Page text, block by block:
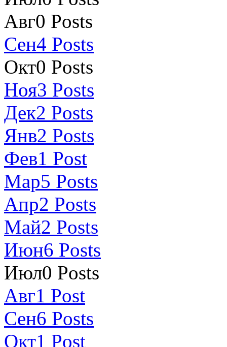
Авг0 Posts
Сен4 Posts
Окт0 Posts
Ноя3 Posts
Дек2 Posts
Янв2 Posts
Фев1 Post
Мар5 Posts
Апр2 Posts
Май2 Posts
Июн6 Posts
Июл0 Posts
Авг1 Post
Сен6 Posts
Окт1 Post